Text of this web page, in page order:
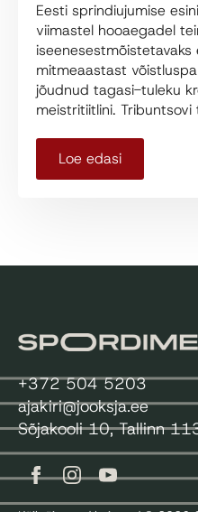
Eesti sprindiujumise
viimastel hooaegadel
mitmeaastast
jõudnud tagasi-tuleku
meistritiitlini. Tribuntsovi
Loe edasi
+372 504 5203
ajakiri@jooksja.ee
Sõjakooli 10, Tallinn